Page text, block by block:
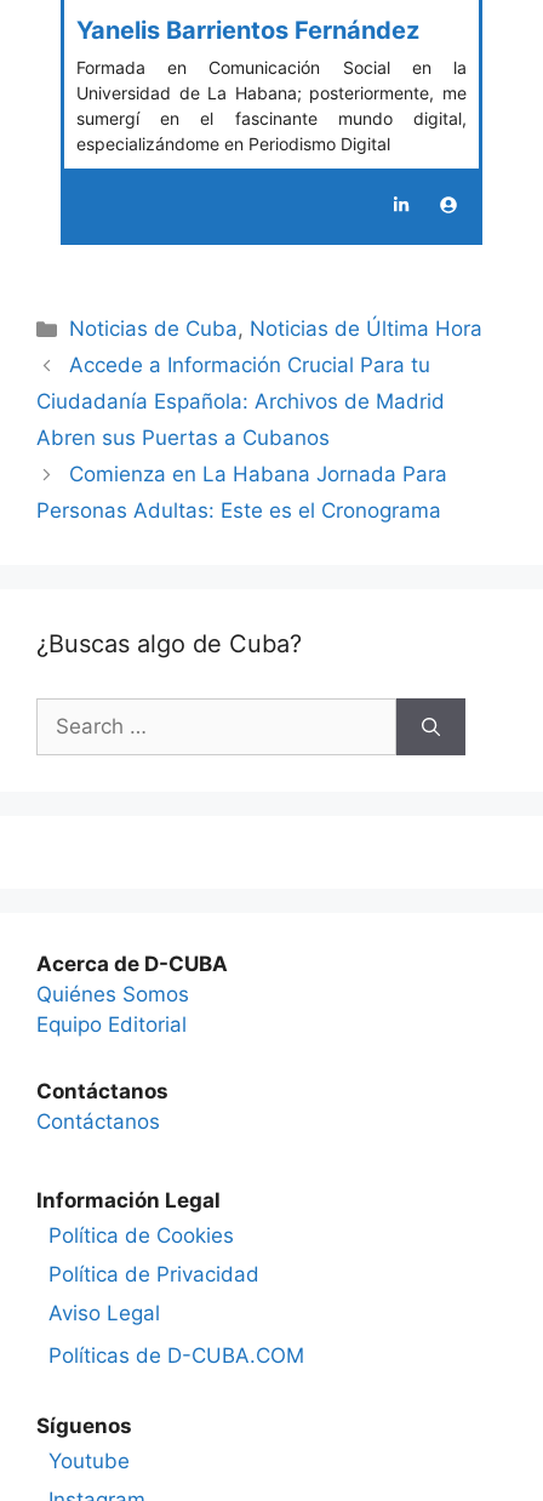
Yanelis Barrientos Fernández
Formada en Comunicación Social en la
Universidad de La Habana; posteriormente, me
sumergí en el fascinante mundo digital,
especializándome en Periodismo Digital
Categories
Noticias de Cuba, Noticias de Última Hora
Accede a Información Crucial Para tu
Ciudadanía Española: Archivos de Madrid
Abren sus Puertas a Cubanos
Comienza en La Habana Jornada Para
Personas Adultas: Este es el Cronograma
¿Buscas algo de Cuba?
Search
for:
Acerca de D-CUBA
Quiénes Somos
Equipo Editorial
Contáctanos
Contáctanos
Información Legal
Política de Cookies
Política de Privacidad
Aviso Legal
Políticas de D-CUBA.COM
Síguenos
Youtube